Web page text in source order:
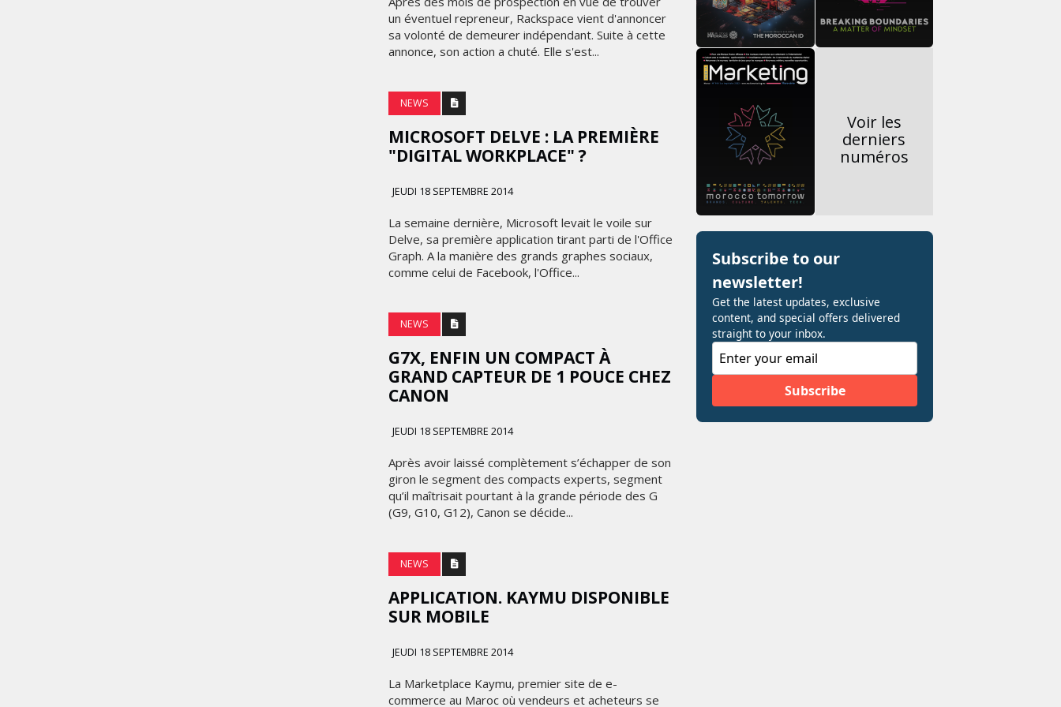
un éventuel repreneur, Rackspace vient d'annoncer
sa volonté de demeurer indépendant. Suite à cette
annonce, son action a chuté. Elle s'est...
NEWS
MICROSOFT DELVE : LA PREMIÈRE
"DIGITAL WORKPLACE" ?
JEUDI 18 SEPTEMBRE 2014
La semaine dernière, Microsoft levait le voile sur
Delve, sa première application tirant parti de l'Office
Graph. A la manière des grands graphes sociaux,
comme celui de Facebook, l'Office...
NEWS
G7X, ENFIN UN COMPACT À
GRAND CAPTEUR DE 1 POUCE CHEZ
CANON
JEUDI 18 SEPTEMBRE 2014
Après avoir laissé complètement s’échapper de son
giron le segment des compacts experts, segment
qu’il maîtrisait pourtant à la grande période des G
(G9, G10, G12), Canon se décide...
NEWS
APPLICATION. KAYMU DISPONIBLE
SUR MOBILE
JEUDI 18 SEPTEMBRE 2014
La Marketplace Kaymu, premier site de e-
commerce au Maroc où vendeurs et acheteurs se
Voir les
derniers
numéros